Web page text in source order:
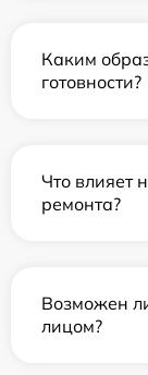
Каким
готовности?
Что влияет
ремонта?
Возможен
лицом?